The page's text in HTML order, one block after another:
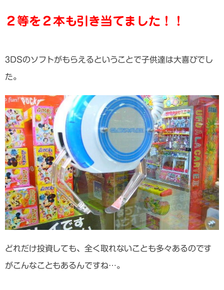
２等を２本も引き当てました！！
3DSのソフトがもらえるということで子供達は大喜びでし
た。
どれだけ投資しても、全く取れないことも多々あるのです
がこんなこともあるんですね…。